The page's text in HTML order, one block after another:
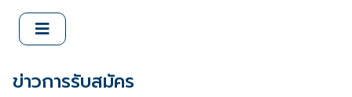
ข่าวการรับสมัคร